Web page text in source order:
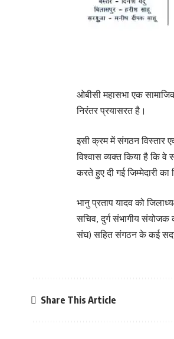
ओबीसी महासभा एक
निरंतर प्रयासरत है।
इसी क्रम में संगठन विस्तार
विश्वास व्यक्त किया है कि वे
करते हुए दी गई जिम्मेदारी का
भानु प्रताप यादव को
सचिव, दुर्ग संभागीय संयोजक
संघ) सहित संगठन के कई
Share This Article